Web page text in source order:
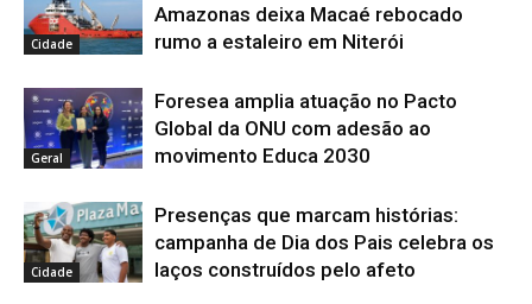
Cidade
Amazonas deixa Macaé rebocado
rumo a estaleiro em Niterói
Geral
Foresea amplia atuação no Pacto
Global da ONU com adesão ao
movimento Educa 2030
Cidade
Presenças que marcam histórias:
campanha de Dia dos Pais celebra os
laços construídos pelo afeto